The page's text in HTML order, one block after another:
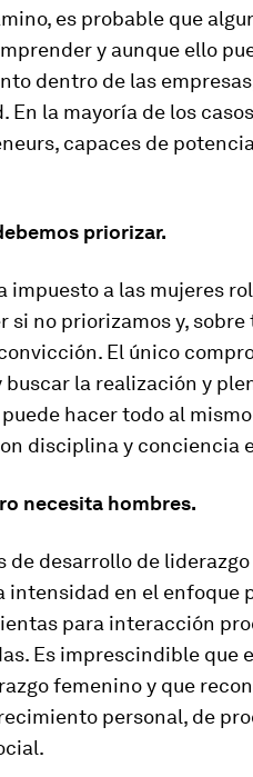
es probable que
y aunque ello
dentro de las
En la mayoría de los
capaces de
priorizar.
impuesto a las mujeres
si no priorizamos y, sobre
El único
buscar la realización y
hacer todo al
disciplina y conciencia
necesita hombres.
de desarrollo de
intensidad en el enfoque
para interacción
Es imprescindible que
femenino y que
personal, de